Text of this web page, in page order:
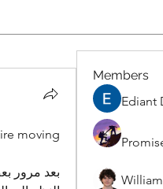
moving
Members
Ediant